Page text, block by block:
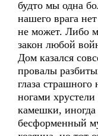
будто мы одна
нашего врага
не может. Либо
закон любой
Дом казался
провалы
глаза
ногами
камешки, иногда
бесформенный